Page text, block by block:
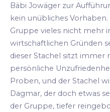
Bäbi Jowäger zur
kein unübliches
Gruppe vieles nicht mehr
wirtschaftlichen Gründen
dieser Stachel sitzt immer
persönliche
Proben, und der Stachel
Dagmar, der doch etwas
der Gruppe, tiefer